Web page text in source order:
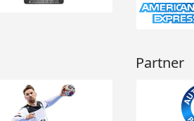
Partner